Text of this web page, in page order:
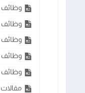
وظائف
وظائف
وظائف
وظائف
وظائف